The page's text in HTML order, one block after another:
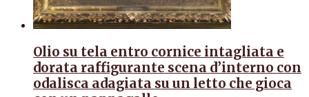
Olio su tela entro cornice intagliata e
dorata raffigurante scena d’interno con
odalisca adagiata su un letto che gioca